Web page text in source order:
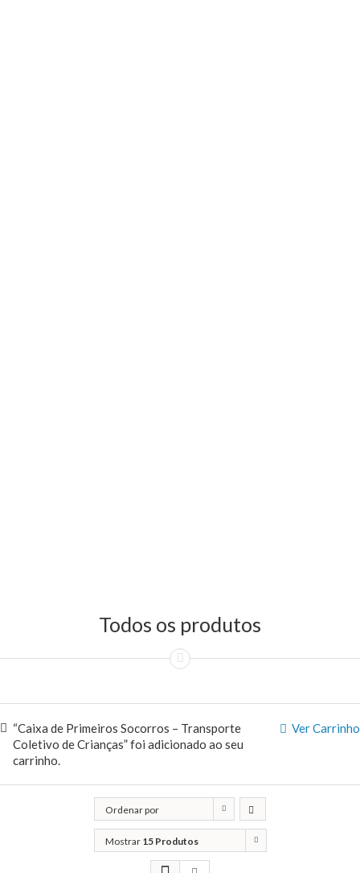
Todos os produtos
Ver Carrinho
“Caixa de Primeiros Socorros – Transporte
Coletivo de Crianças” foi adicionado ao seu
carrinho.
Ordenar por
Classificação
Mostrar 15 Produtos